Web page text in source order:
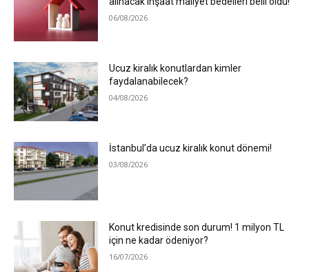
06/08/2026
Ucuz kiralık konutlardan kimler
faydalanabilecek?
04/08/2026
İstanbul’da ucuz kiralık konut dönemi!
03/08/2026
Konut kredisinde son durum! 1 milyon TL
için ne kadar ödeniyor?
16/07/2026